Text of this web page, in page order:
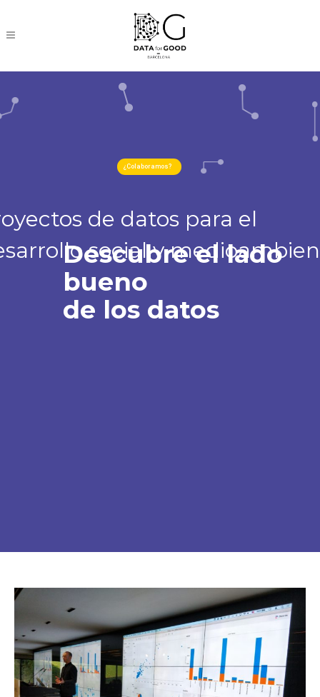
de datos para el
social y
Descubre el lado
bueno
de los datos
¿Colaboramos?